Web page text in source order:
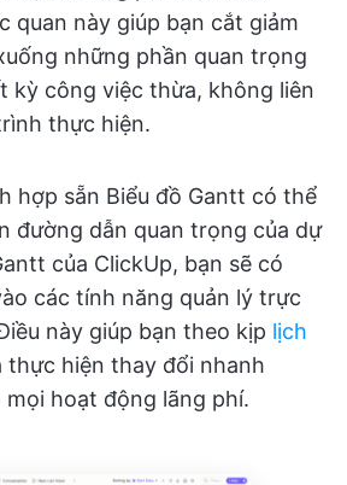
quan này giúp bạn cắt giảm
những phần quan trọng
kỳ công việc thừa, không liên
thực hiện.
hợp sẵn Biểu đồ Gantt có thể
đường dẫn quan trọng của dự
của ClickUp, bạn sẽ có
các tính năng quản lý trực
này giúp bạn theo kịp lịch
thực hiện thay đổi nhanh
mọi hoạt động lãng phí.